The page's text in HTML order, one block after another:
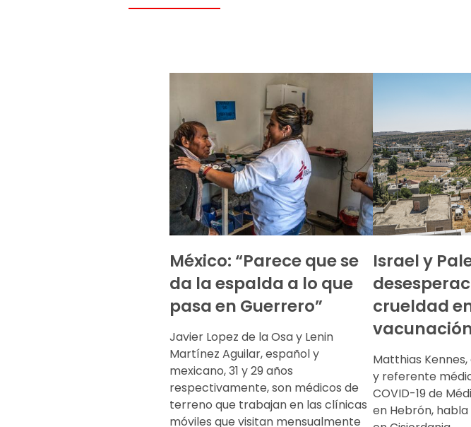
México: “Parece que se
da la espalda a lo que
pasa en Guerrero”
Javier Lopez de la Osa y Lenin
Martínez Aguilar, español y
mexicano, 31 y 29 años
respectivamente, son médicos de
terreno que trabajan en las clínicas
móviles que visitan mensualmente
Israel y
crueldad
Matthias
y referente
COVID-19 de
en Hebrón,